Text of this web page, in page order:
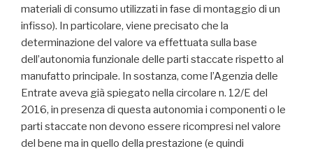
materiali di consumo utilizzati in fase di montaggio di un
infisso). In particolare, viene precisato che la
determinazione del valore va effettuata sulla base
dell’autonomia funzionale delle parti staccate rispetto al
manufatto principale. In sostanza, come l’Agenzia delle
Entrate aveva già spiegato nella circolare n. 12/E del
2016, in presenza di questa autonomia i componenti o le
parti staccate non devono essere ricompresi nel valore
del bene ma in quello della prestazione (e quindi